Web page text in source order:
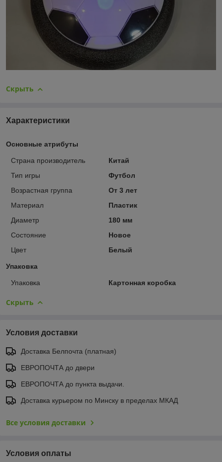
Скрыть
Характеристики
Основные атрибуты
Страна производитель
Китай
Тип игры
Футбол
Возрастная группа
От 3 лет
Материал
Пластик
Диаметр
180 мм
Состояние
Новое
Цвет
Белый
Упаковка
Упаковка Картонная коробка
Скрыть
Условия доставки
Доставка Белпочта (платная)
ЕВРОПОЧТА до двери
ЕВРОПОЧТА до пункта выдачи.
Доставка курьером по Минску в пределах МКАД
Все условия доставки
Условия оплаты